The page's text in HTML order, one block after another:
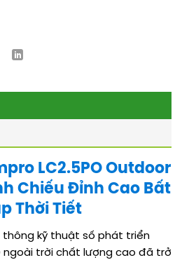
LC2.5PO Outdoor
Chiếu Đỉnh Cao Bất
Thời Tiết
thông kỹ thuật số phát triển
ngoài trời chất lượng cao đã trở